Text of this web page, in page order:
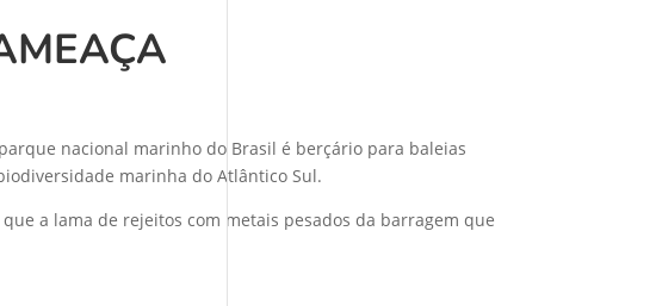
nacional marinho do Brasil é berçário para baleias
marinha do Atlântico Sul.
a lama de rejeitos com metais pesados da barragem que